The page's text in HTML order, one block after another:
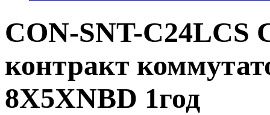
CON-SNT-C24LCS
контракт
8X5XNBD 1год